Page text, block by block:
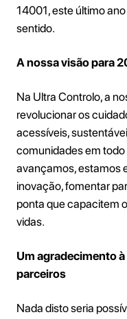
14001, este último
sentido.
A nossa visão para
Na Ultra Controlo, a
revolucionar os
acessíveis,
comunidades em
avançamos, estamos
inovação, fomentar
ponta que capacitem
vidas.
Um agradecimento
parceiros
Nada disto seria